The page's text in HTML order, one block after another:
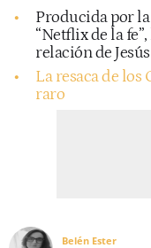
Producida por
“Netflix de la
relación de
La resaca de los
raro
Belén Ester